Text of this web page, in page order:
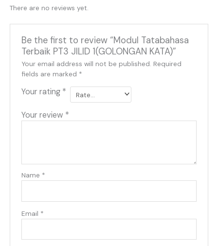
There are no reviews yet.
Be the first to review “Modul Tatabahasa
Terbaik PT3 JILID 1(GOLONGAN KATA)”
Your email address will not be published. Required
fields are marked *
Your rating *
Your review *
Name *
Email *